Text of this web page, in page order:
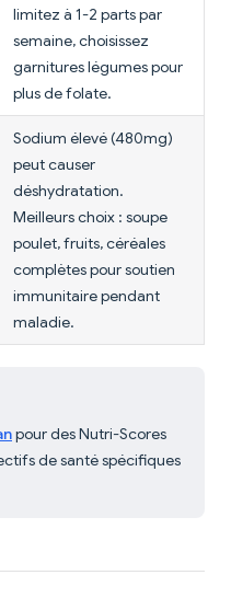
limitez à 1-2 parts par
semaine, choisissez
garnitures légumes pour
plus de folate.
Sodium élevé (480mg)
peut causer
déshydratation.
Meilleurs choix : soupe
poulet, fruits, céréales
complètes pour soutien
immunitaire pendant
maladie.
pour des Nutri-Scores
de santé spécifiques